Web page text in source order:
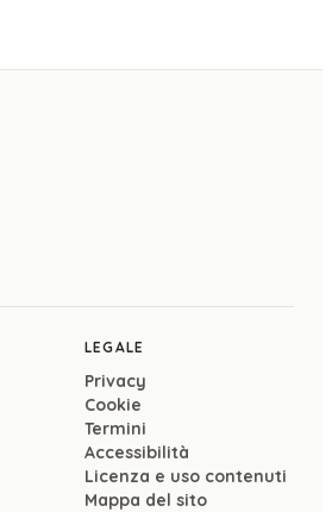
LEGALE
Privacy
Cookie
Termini
Accessibilità
Licenza e uso contenuti
Mappa del sito